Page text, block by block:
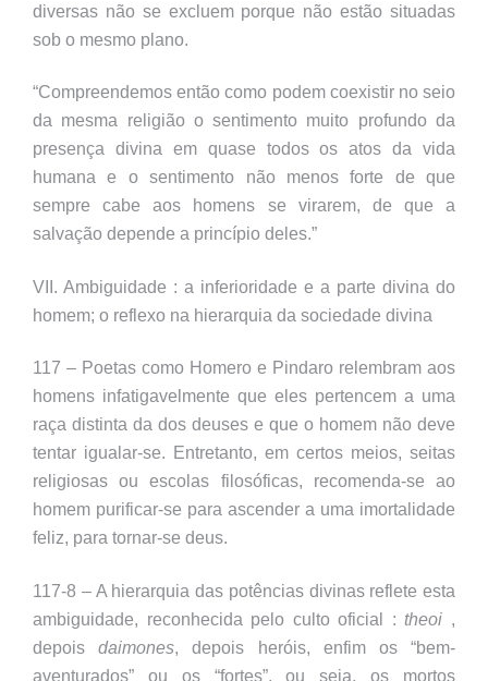
diversas não se excluem porque não estão situadas
sob o mesmo plano.
“Compreendemos então como podem coexistir no seio
da mesma religião o sentimento muito profundo da
presença divina em quase todos os atos da vida
humana e o sentimento não menos forte de que
sempre cabe aos homens se virarem, de que a
salvação depende a princípio deles.”
VII. Ambiguidade : a inferioridade e a parte divina do
homem; o reflexo na hierarquia da sociedade divina
117 – Poetas como Homero e Pindaro relembram aos
homens infatigavelmente que eles pertencem a uma
raça distinta da dos deuses e que o homem não deve
tentar igualar-se. Entretanto, em certos meios, seitas
religiosas ou escolas filosóficas, recomenda-se ao
homem purificar-se para ascender a uma imortalidade
feliz, para tornar-se deus.
117-8 – A hierarquia das potências divinas reflete esta
ambiguidade, reconhecida pelo culto oficial :theoi ,
depoisdaimones, depois heróis, enfim os “bem-
aventurados” ou os “fortes”, ou seja, os mortos